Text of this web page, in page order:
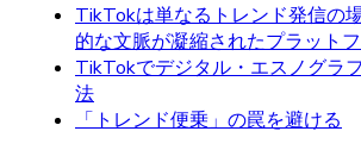
TikTokは単なるトレンド発信の
的な文脈が凝縮されたプラット
TikTokでデジタル・エスノグラ
法
「トレンド便乗」の罠を避ける